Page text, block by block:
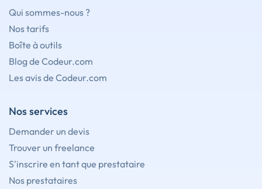
Qui sommes-nous ?
Nos tarifs
Boîte à outils
Blog de Codeur.com
Les avis de Codeur.com
Nos services
Demander un devis
Trouver un freelance
S'inscrire en tant que prestataire
Nos prestataires